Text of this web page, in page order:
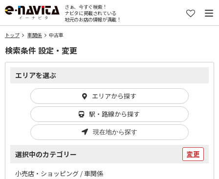
さぁ、今すぐ検索！
ナビタに掲載されている
地元のお店の情報が満載！
トップ 車関係 中古車
検索条件 設定・変更
エリアを選ぶ
エリアから探す
駅・路線から探す
現在地から探す
選択中のカテゴリー 変更
小売店・ショッピング / 車関係